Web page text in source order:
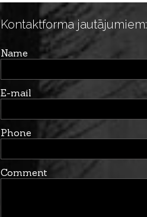
Kontaktforma jautājumiem:
Name
E-mail
Phone
Comment